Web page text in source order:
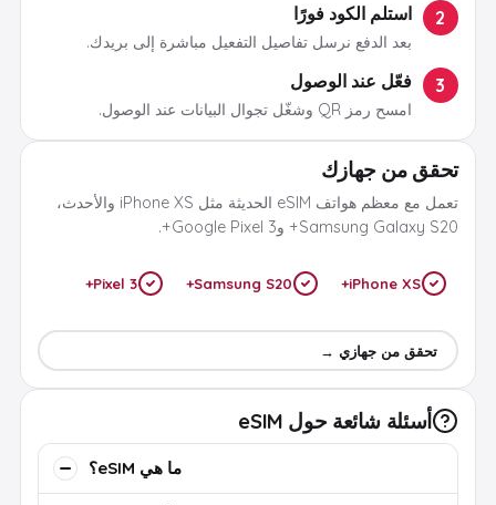
2 استلم الكود فورًا
بعد الدفع نرسل تفاصيل التفعيل مباشرة إلى بريدك.
3 فعّل عند الوصول
امسح رمز QR وشغّل تجوال البيانات عند الوصول.
تحقق من جهازك
تعمل مع معظم هواتف eSIM الحديثة مثل iPhone XS والأحدث،
Samsung Galaxy S20+ وGoogle Pixel 3+.
iPhone XS+
Samsung S20+
Pixel 3+
تحقق من جهازي →
أسئلة شائعة حول eSIM
ما هي eSIM؟